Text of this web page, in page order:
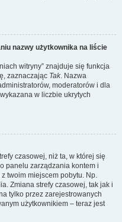
nazwy użytkownika na liście
witryny” znajduje się funkcja
zaznaczając Tak. Nazwa
moderatorów i dla
w liczbie ukrytych
czasowej, niż ta, w której się
panelu zarządzania kontem i
twoim miejscem pobytu. Np.
Zmiana strefy czasowej, tak jak i
tylko przez zarejestrowanych
użytkownikiem – teraz jest